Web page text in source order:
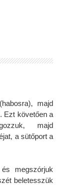
majd
Ezt követően a
majd
a sütőport a
megszórjuk
beletesszük